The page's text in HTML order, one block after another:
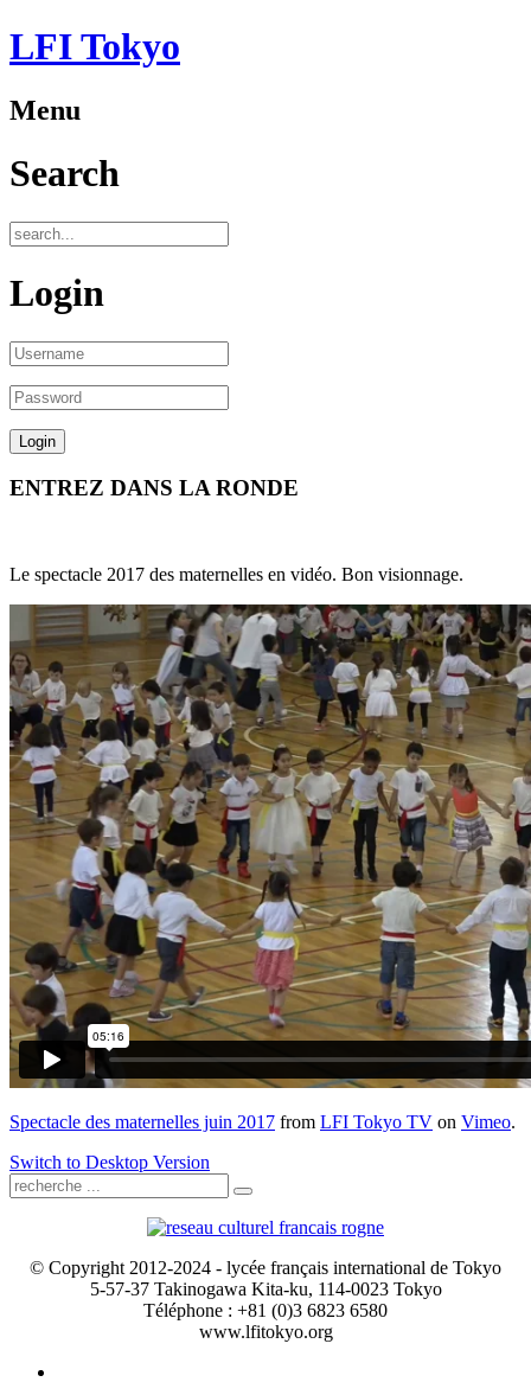
LFI Tokyo
Menu
Search
Login
ENTREZ DANS LA RONDE
Le spectacle 2017 des maternelles en vidéo. Bon visionnage.
Spectacle des maternelles juin 2017 from LFI Tokyo TV on Vimeo.
Switch to Desktop Version
© Copyright 2012-2024 - lycée français international de Tokyo
5-57-37 Takinogawa Kita-ku, 114-0023 Tokyo
Téléphone : +81 (0)3 6823 6580
www.lfitokyo.org